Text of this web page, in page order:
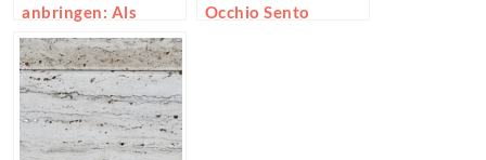
anbringen: Als
Sichtschutz
benutzen
Occhio Sento